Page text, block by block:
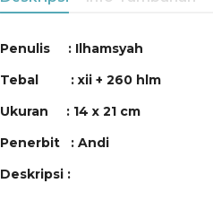
Penulis : Ilhamsyah
Tebal : xii + 260 hlm
Ukuran : 14 x 21 cm
Penerbit : Andi
Deskripsi :